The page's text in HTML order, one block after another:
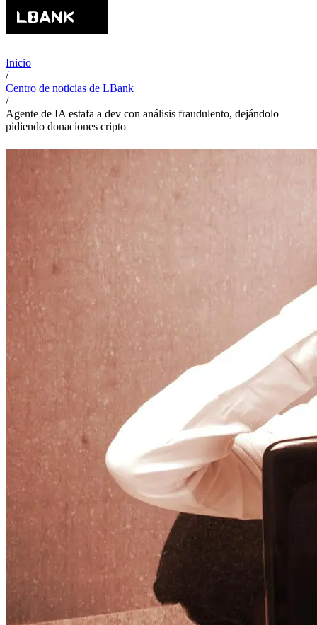
Inicio
/
Centro de noticias de LBank
/
Agente de IA estafa a dev con análisis fraudulento, dejándolo
pidiendo donaciones cripto